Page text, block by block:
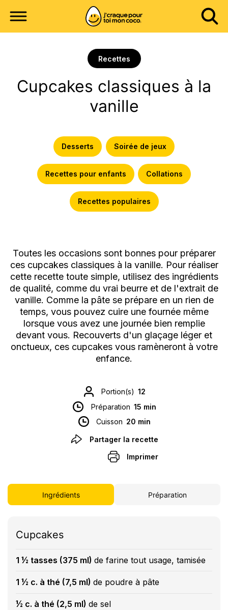
Recettes
Cupcakes classiques à la
vanille
Desserts Soirée de jeux
Recettes pour enfants Collations
Recettes populaires
Toutes les occasions sont bonnes pour préparer
ces cupcakes classiques à la vanille. Pour réaliser
cette recette toute simple, utilisez des ingrédients
de qualité, comme du vrai beurre et de l'extrait de
vanille. Comme la pâte se prépare en un rien de
temps, vous pouvez cuire une fournée même
lorsque vous avez une journée bien remplie
devant vous. Recouverts d'un glaçage léger et
onctueux, ces cupcakes vous ramèneront à votre
enfance.
Portion(s) 12
Préparation 15 min
Cuisson 20 min
Partager la recette
Imprimer
Ingrédients Préparation
Cupcakes
1 ½ tasses (375 ml) de farine tout usage, tamisée
1 ½ c. à thé (7,5 ml) de poudre à pâte
½ c. à thé (2,5 ml) de sel